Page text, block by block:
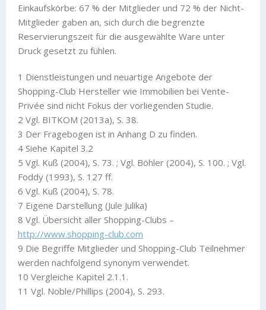
Einkaufskörbe: 67 % der Mitglieder und 72 % der Nicht-
Mitglieder gaben an, sich durch die begrenzte
Reservierungszeit für die ausgewählte Ware unter
Druck gesetzt zu fühlen.
1 Dienstleistungen und neuartige Angebote der
Shopping-Club Hersteller wie Immobilien bei Vente-
Privée sind nicht Fokus der vorliegenden Studie.
2 Vgl. BITKOM (2013a), S. 38.
3 Der Fragebogen ist in Anhang D zu finden.
4 Siehe Kapitel 3.2
5 Vgl. Kuß (2004), S. 73. ; Vgl. Böhler (2004), S. 100. ; Vgl.
Foddy (1993), S. 127 ff.
6 Vgl. Kuß (2004), S. 78.
7 Eigene Darstellung (Jule Julika)
8 Vgl. Übersicht aller Shopping-Clubs –
http://www.shopping-club.com
9 Die Begriffe Mitglieder und Shopping-Club Teilnehmer
werden nachfolgend synonym verwendet.
10 Vergleiche Kapitel 2.1.1.
11 Vgl. Noble/Phillips (2004), S. 293.